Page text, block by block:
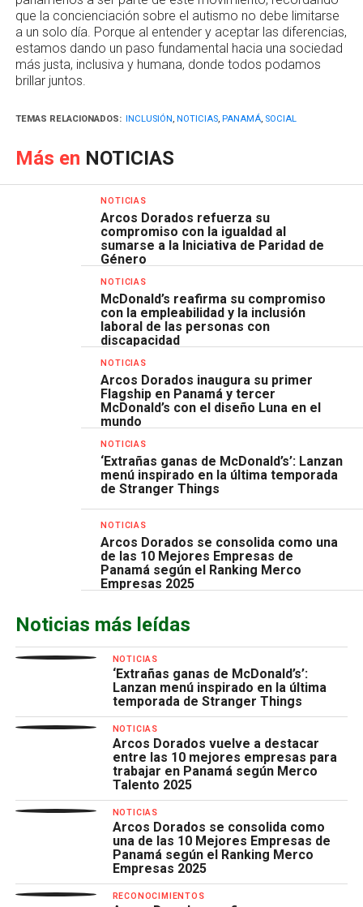
que la concienciación sobre el autismo no debe limitarse
a un solo día. Porque al entender y aceptar las diferencias,
estamos dando un paso fundamental hacia una sociedad
más justa, inclusiva y humana, donde todos podamos
brillar juntos.
TEMAS RELACIONADOS: INCLUSIÓN, NOTICIAS, PANAMÁ, SOCIAL
Más en NOTICIAS
NOTICIAS
Arcos Dorados refuerza su
compromiso con la igualdad al
sumarse a la Iniciativa de Paridad de
Género
NOTICIAS
McDonald’s reafirma su compromiso
con la empleabilidad y la inclusión
laboral de las personas con
discapacidad
NOTICIAS
Arcos Dorados inaugura su primer
Flagship en Panamá y tercer
McDonald’s con el diseño Luna en el
mundo
NOTICIAS
‘Extrañas ganas de McDonald’s’: Lanzan
menú inspirado en la última temporada
de Stranger Things
NOTICIAS
Arcos Dorados se consolida como una
de las 10 Mejores Empresas de
Panamá según el Ranking Merco
Empresas 2025
Noticias más leídas
NOTICIAS
‘Extrañas ganas de McDonald’s’:
Lanzan menú inspirado en la última
temporada de Stranger Things
NOTICIAS
Arcos Dorados vuelve a destacar
entre las 10 mejores empresas para
trabajar en Panamá según Merco
Talento 2025
NOTICIAS
Arcos Dorados se consolida como
una de las 10 Mejores Empresas de
Panamá según el Ranking Merco
Empresas 2025
RECONOCIMIENTOS